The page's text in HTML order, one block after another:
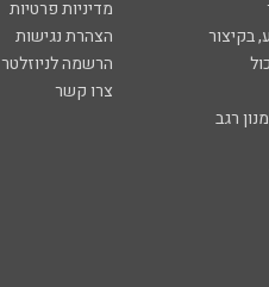
מדיניות פרטיות
בקיצור
הצהרת נגישות
הרשמה לניוזלטר
צרו קשר
רגב